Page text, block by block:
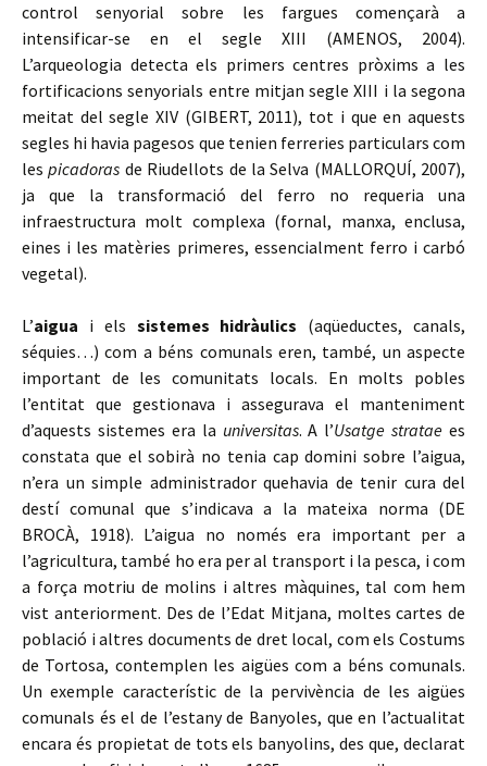
control senyorial sobre les fargues començarà a
intensificar-se en el segle XIII (AMENOS, 2004).
L’arqueologia detecta els primers centres pròxims a les
fortificacions senyorials entre mitjan segle XIII i la segona
meitat del segle XIV (GIBERT, 2011), tot i que en aquests
segles hi havia pagesos que tenien ferreries particulars com
lespicadoras de Riudellots de la Selva (MALLORQUÍ, 2007),
ja que la transformació del ferro no requeria una
infraestructura molt complexa (fornal, manxa, enclusa,
eines i les matèries primeres, essencialment ferro i carbó
vegetal).
L’aigua i els sistemes hidràulics (aqüeductes, canals,
séquies…) com a béns comunals eren, també, un aspecte
important de les comunitats locals. En molts pobles
l’entitat que gestionava i assegurava el manteniment
d’aquests sistemes era la universitas. A l’Usatge stratae es
constata que el sobirà no tenia cap domini sobre l’aigua,
n’era un simple administrador quehavia de tenir cura del
destí comunal que s’indicava a la mateixa norma (DE
BROCÀ, 1918). L’aigua no només era important per a
l’agricultura, també ho era per al transport i la pesca, i com
a força motriu de molins i altres màquines, tal com hem
vist anteriorment. Des de l’Edat Mitjana, moltes cartes de
població i altres documents de dret local, com els Costums
de Tortosa, contemplen les aigües com a béns comunals.
Un exemple característic de la pervivència de les aigües
comunals és el de l’estany de Banyoles, que en l’actualitat
encara és propietat de tots els banyolins, des que, declarat